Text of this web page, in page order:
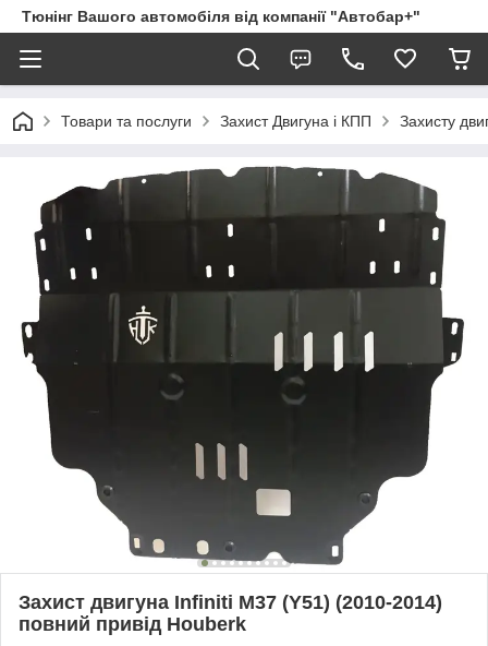
Тюнінг Вашого автомобіля від компанії "Автобар+"
Товари та послуги Захист Двигуна і КПП Захисту
Захист двигуна Infiniti M37 (Y51) (2010-2014)
повний привід Houberk